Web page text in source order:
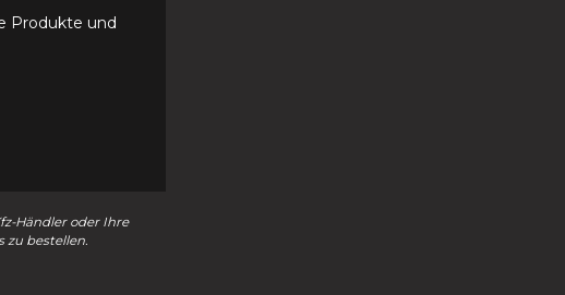
Produkte und
Händler oder Ihre
zu bestellen.